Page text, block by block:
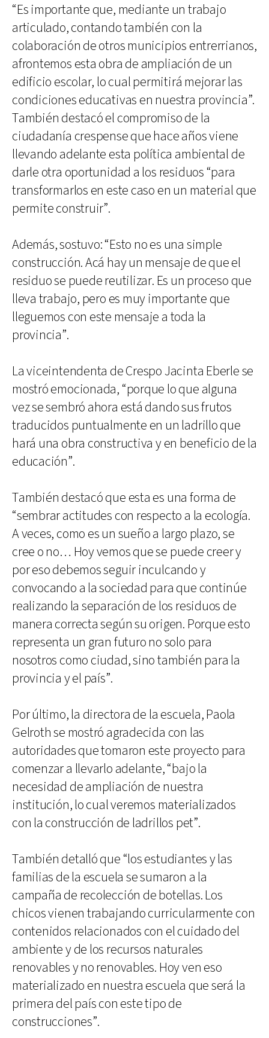
“Es importante que, mediante un trabajo
articulado, contando también con la
colaboración de otros municipios entrerrianos,
afrontemos esta obra de ampliación de un
edificio escolar, lo cual permitirá mejorar las
condiciones educativas en nuestra provincia”.
También destacó el compromiso de la
ciudadanía crespense que hace años viene
llevando adelante esta política ambiental de
darle otra oportunidad a los residuos “para
transformarlos en este caso en un material que
permite construir”.
Además, sostuvo: “Esto no es una simple
construcción. Acá hay un mensaje de que el
residuo se puede reutilizar. Es un proceso que
lleva trabajo, pero es muy importante que
lleguemos con este mensaje a toda la
provincia”.
La viceintendenta de Crespo Jacinta Eberle se
mostró emocionada, “porque lo que alguna
vez se sembró ahora está dando sus frutos
traducidos puntualmente en un ladrillo que
hará una obra constructiva y en beneficio de la
educación”.
También destacó que esta es una forma de
“sembrar actitudes con respecto a la ecología.
A veces, como es un sueño a largo plazo, se
cree o no… Hoy vemos que se puede creer y
por eso debemos seguir inculcando y
convocando a la sociedad para que continúe
realizando la separación de los residuos de
manera correcta según su origen. Porque esto
representa un gran futuro no solo para
nosotros como ciudad, sino también para la
provincia y el país”.
Por último, la directora de la escuela, Paola
Gelroth se mostró agradecida con las
autoridades que tomaron este proyecto para
comenzar a llevarlo adelante, “bajo la
necesidad de ampliación de nuestra
institución, lo cual veremos materializados
con la construcción de ladrillos pet”.
También detalló que “los estudiantes y las
familias de la escuela se sumaron a la
campaña de recolección de botellas. Los
chicos vienen trabajando curricularmente con
contenidos relacionados con el cuidado del
ambiente y de los recursos naturales
renovables y no renovables. Hoy ven eso
materializado en nuestra escuela que será la
primera del país con este tipo de
construcciones”.